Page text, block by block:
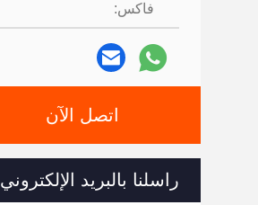
فاكس:
اتصل الآن
راسلنا بالبريد الإلكتروني